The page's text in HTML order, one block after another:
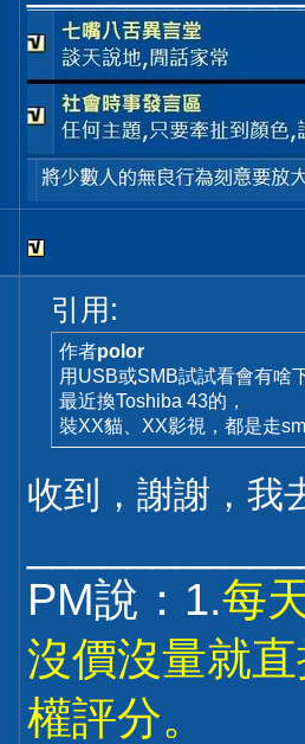
引用:
作者polor
用USB或SMB試試看會有啥
最近換Toshiba 43的，
裝XX貓、XX影視，都是走
收到，謝謝，我
PM說：1.每
沒價沒量就
權評分。